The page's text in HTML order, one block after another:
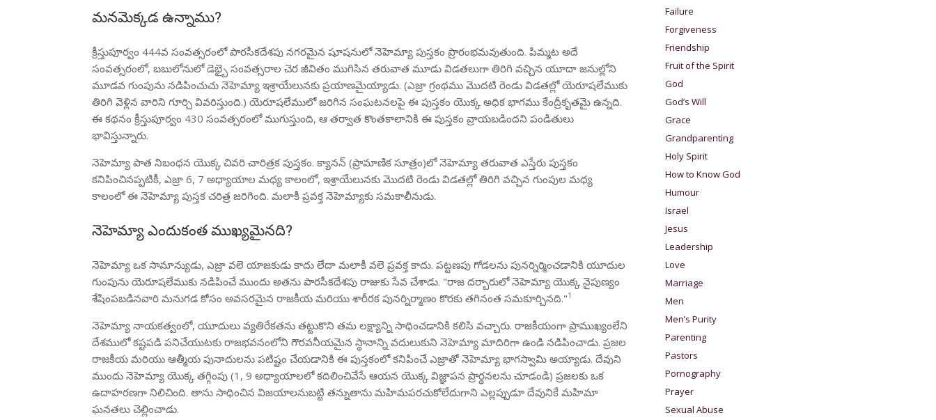
మనమెక్కడ ఉన్నాము?
క్రీస్తుపూర్వం 444వ సంవత్సరంలో పారసీకదేశపు నగరమైన షూషనులో నెహెమ్యా పుస్తకం ప్రారంభమవుతుంది. పిమ్మట అదే
సంవత్సరంలో, బబులోనులో డెభ్బై సంవత్సరాల చెర జీవితం ముగిసిన తరువాత మూడు విడతలుగా తిరిగి వచ్చిన యూదా జనుల్లోని
మూడవ గుంపును నడిపించుచు నెహెమ్యా ఇశ్రాయేలునకు ప్రయాణమైయ్యాడు. (ఎజ్రా గ్రంథము మొదటి రెండు విడతల్లో యెరూషలేముకు
తిరిగి వెళ్లిన వారిని గూర్చి వివరిస్తుంది.) యెరూషలేములో జరిగిన సంఘటనలపై ఈ పుస్తకం యొక్క అధిక భాగము కేంద్రీకృతమై ఉన్నది.
ఈ కథనం క్రీస్తుపూర్వం 430 సంవత్సరంలో ముగుస్తుంది, ఆ తర్వాత కొంతకాలానికి ఈ పుస్తకం వ్రాయబడిందని పండితులు
భావిస్తున్నారు.
నెహెమ్యా పాత నిబంధన యొక్క చివరి చారిత్రక పుస్తకం. క్యానన్ (ప్రామాణిక సూత్రం)లో నెహెమ్యా తరువాత ఎస్తేరు పుస్తకం
కనిపించినప్పటికీ, ఎజ్రా 6, 7 అధ్యాయాల మధ్య కాలంలో, ఇశ్రాయేలునకు మొదటి రెండు విడతల్లో తిరిగి వచ్చిన గుంపుల మధ్య
కాలంలో ఈ నెహెమ్యా పుస్తక చరిత్ర జరిగింది. మలాకీ ప్రవక్త నెహెమ్యాకు సమకాలీనుడు.
నెహెమ్యా ఎందుకంత ముఖ్యమైనది?
నెహెమ్యా ఒక సామాన్యుడు, ఎజ్రా వలె యాజకుడు కాదు లేదా మలాకీ వలె ప్రవక్త కాదు. పట్టణపు గోడలను పునర్నిర్మించడానికి యూదుల
గుంపును యెరూషలేముకు నడిపించే ముందు అతను పారసీకదేశపు రాజుకు సేవ చేశాడు. "రాజ దర్బారులో నెహెమ్యా యొక్క నైపుణ్యం
శేషింపబడినవారి మనుగడ కోసం అవసరమైన రాజకీయ మరియు శారీరక పునర్నిర్మాణం కొరకు తగినంత సమకూర్చినది."1
నెహెమ్యా నాయకత్వంలో, యూదులు వ్యతిరేకతను తట్టుకొని తమ లక్ష్యాన్ని సాధించడానికి కలిసి వచ్చారు. రాజకీయంగా ప్రాముఖ్యంలేని
దేశములో కష్టపడి పనిచేయుటకు రాజభవనంలోని గౌరవనీయమైన స్థానాన్ని వదులుకుని నెహెమ్యా మాదిరిగా ఉండి నడిపించాడు. ప్రజల
రాజకీయ మరియు ఆత్మీయ పునాదులను పటిష్టం చేయడానికి ఈ పుస్తకంలో కనిపించే ఎజ్రాతో నెహెమ్యా భాగస్వామి అయ్యాడు. దేవుని
ముందు నెహెమ్యా యొక్క తగ్గింపు (1, 9 అధ్యాయాలలో కదిలించివేసే ఆయన యొక్క విజ్ఞాపన ప్రార్థనలను చూడండి) ప్రజలకు ఒక
ఉదాహరణగా నిలిచింది. తాను సాధించిన విజయాలనుబట్టి తన్నుతాను మహిమపరచుకోలేదుగాని ఎల్లప్పుడూ దేవునికే మహిమా
ఘనతలు చెల్లించాడు.
Failure
Forgiveness
Friendship
Fruit of the Spirit
God
God’s Will
Grace
Grandparenting
Holy Spirit
How to Know God
Humour
Israel
Jesus
Leadership
Love
Marriage
Men
Men’s Purity
Parenting
Pastors
Pornography
Prayer
Sexual Abuse